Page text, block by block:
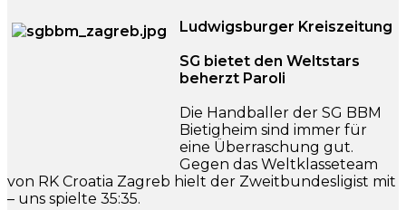
Ludwigsburger Kreiszeitung
SG bietet den Weltstars
beherzt Paroli
Die Handballer der SG BBM
Bietigheim sind immer für
eine Überraschung gut.
Gegen das Weltklasseteam
von RK Croatia Zagreb hielt der Zweitbundesligist mit
– uns spielte 35:35.